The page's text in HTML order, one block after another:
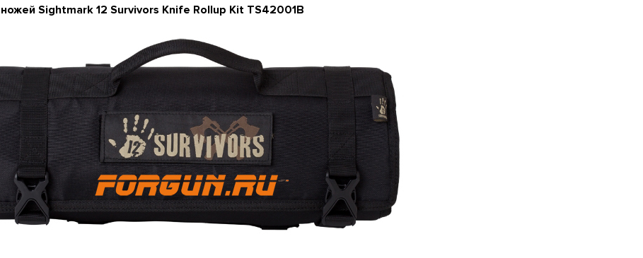
Sightmark 12 Survivors Knife Rollup Kit TS42001B